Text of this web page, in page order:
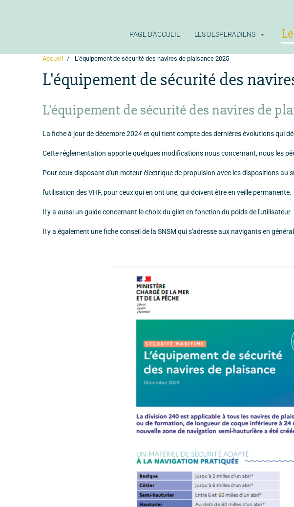
PAGE D'ACCUEIL LES DESPERADIENS
Accueil L'équipement de sécurité des navires de plaisance 2025
L'équipement de sécurité des
L'équipement de sécurité des navires de
La fiche à jour de décembre 2024 et qui tient compte des dernières évolutions qui
Cette réglementation apporte quelques modifications nous concernant, nous les
Pour ceux disposant d'un moteur électrique de propulsion avec les dispositions au
l'utilisation des VHF, pour ceux qui en ont une, qui doivent être en veille permanente.
Il y a aussi un guide concernant le choix du gilet en fonction du poids de l'utilisateur.
Il y a également une fiche conseil de la SNSM qui s'adresse aux navigants en général